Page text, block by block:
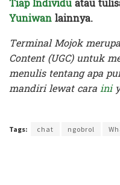
Yuniwanlainnya.
Terminal Mojok
Content (UGC) untuk
menulis tentang apa
mandiri lewat caraini
Tags: chat ngobrol